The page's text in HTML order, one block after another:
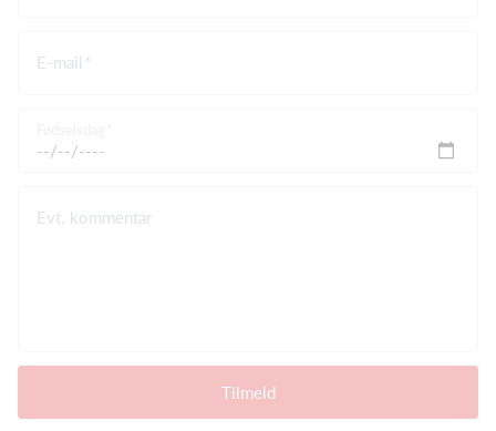
E-mail
Evt. kommentar
Tilmeld